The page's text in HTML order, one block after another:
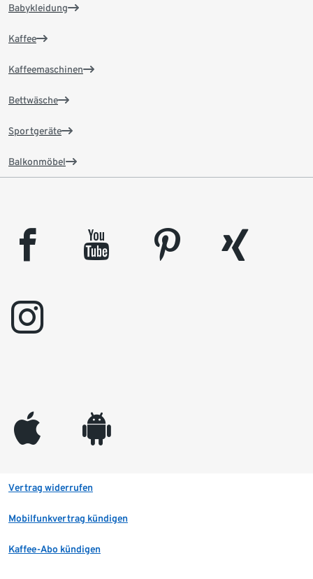
Babykleidung
Kaffee
Kaffeemaschinen
Bettwäsche
Sportgeräte
Balkonmöbel
facebook youtube pinterest
xing
instagram
appleinc android
Vertrag widerrufen
Mobilfunkvertrag kündigen
Kaffee-Abo kündigen